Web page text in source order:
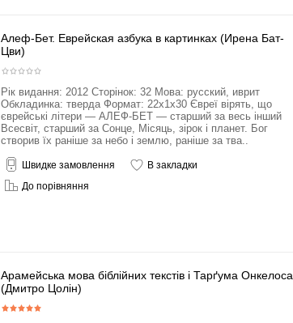
Алеф-Бет. Еврейская азбука в картинках (Ирена Бат-
Цви)
Рік видання: 2012 Сторінок: 32 Мова: русский, иврит
Обкладинка: тверда Формат: 22x1x30 Євреї вірять, що
єврейські літери — АЛЕФ-БЕТ — старший за весь інший
Всесвіт, старший за Сонце, Місяць, зірок і планет. Бог
створив їх раніше за небо і землю, раніше за тва..
Швидке замовлення
В закладки
До порівняння
Арамейська мова біблійних текстів і Тарґума Онкелоса
(Дмитро Цолін)